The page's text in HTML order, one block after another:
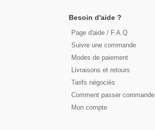
Besoin d'aide ?
Page d'aide / F.A.Q
Suivre une commande
Modes de paiement
Livraisons et retours
Tarifs négociés
Comment passer commande
Mon compte